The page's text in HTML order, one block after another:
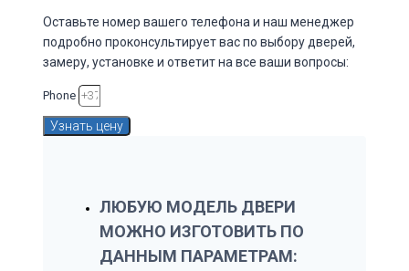
Оставьте номер вашего телефона и наш менеджер
подробно проконсультирует вас по выбору дверей,
замеру, установке и ответит на все ваши вопросы:
Phone
Узнать цену
ЛЮБУЮ МОДЕЛЬ ДВЕРИ
МОЖНО ИЗГОТОВИТЬ ПО
ДАННЫМ ПАРАМЕТРАМ: